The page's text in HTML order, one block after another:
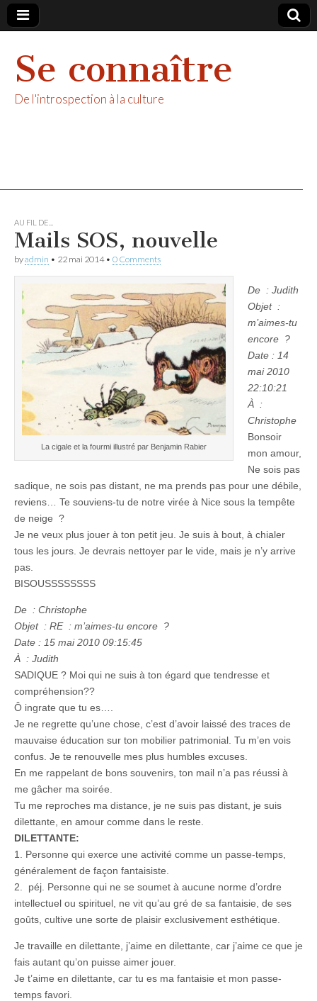
Se connaître
De l'introspection à la culture
AU FIL DE...
Mails SOS, nouvelle
byadmin • 22 mai 2014• 0 Comments
La cigale et la fourmi illustré par Benjamin Rabier
De : Judith
Objet :
m’aimes-tu
encore ?
Date : 14
mai 2010
22:10:21
À :
Christophe
Bonsoir
mon amour,
Ne sois pas
sadique, ne sois pas distant, ne ma prends pas pour une débile,
reviens… Te souviens-tu de notre virée à Nice sous la tempête
de neige ?
Je ne veux plus jouer à ton petit jeu. Je suis à bout, à chialer
tous les jours. Je devrais nettoyer par le vide, mais je n’y arrive
pas.
BISOUSSSSSSSS
De : Christophe
Objet : RE : m’aimes-tu encore ?
Date : 15 mai 2010 09:15:45
À : Judith
SADIQUE ? Moi qui ne suis à ton égard que tendresse et
compréhension??
Ô ingrate que tu es….
Je ne regrette qu’une chose, c’est d’avoir laissé des traces de
mauvaise éducation sur ton mobilier patrimonial. Tu m’en vois
confus. Je te renouvelle mes plus humbles excuses.
En me rappelant de bons souvenirs, ton mail n’a pas réussi à
me gâcher ma soirée.
Tu me reproches ma distance, je ne suis pas distant, je suis
dilettante, en amour comme dans le reste.
DILETTANTE:
1. Personne qui exerce une activité comme un passe-temps,
généralement de façon fantaisiste.
2. péj. Personne qui ne se soumet à aucune norme d’ordre
intellectuel ou spirituel, ne vit qu’au gré de sa fantaisie, de ses
goûts, cultive une sorte de plaisir exclusivement esthétique.
Je travaille en dilettante, j’aime en dilettante, car j’aime ce que je
fais autant qu’on puisse aimer jouer.
Je t’aime en dilettante, car tu es ma fantaisie et mon passe-
temps favori.